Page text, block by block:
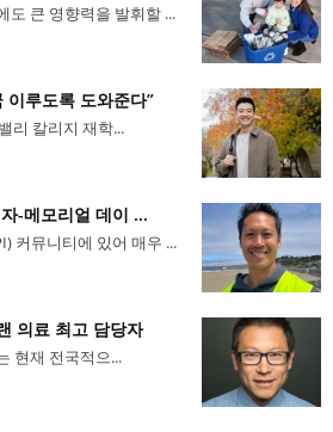
도 큰 영향력을 발휘할 ...
이루도록 도와준다”
리 칼리지 재학...
-메모리얼 데이 ...
커뮤니티에 있어 매우 ...
의료 최고 담당자
현재 전국적으...